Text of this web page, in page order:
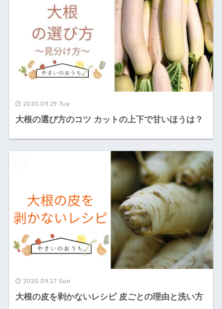
2020.09.29 Tue
大根の選び方のコツ カットの上下で甘いほうは？
2020.09.27 Sun
大根の皮を剥かないレシピ 皮ごとの理由と洗い方